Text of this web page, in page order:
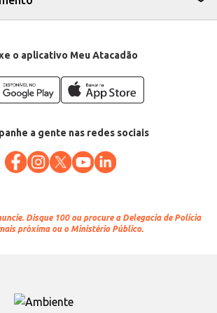
o aplicativo Meu Atacadão
a gente nas redes sociais
Disque 100 ou procure a Delegacia de Polícia
próxima ou o Ministério Público.